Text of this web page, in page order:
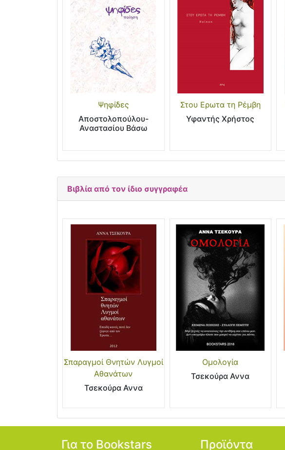
Ψηφίδες
Αποστολοπούλου-
Αναστασίου Βάσω
Στου Ερωτα τη Ρέμβη
Υφαντής Χρήστος
Βιβλία από τον ίδιο συγγραφέα
Σπαραγμοί Θνητών Λυγμοί
Αθανάτων
Τσεκούρα Αννα
Ομολογία
Τσεκούρα Αννα
Για το Bookstars Προϊόντα